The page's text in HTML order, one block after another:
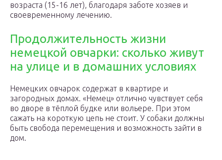
возраста (15-16 лет), благодаря заботе хозяев и
своевременному лечению.
Продолжительность жизни
немецкой овчарки: сколько живут
на улице и в домашних условиях
Немецких овчарок содержат в квартире и
загородных домах. «Немец» отлично чувствует себя
во дворе в тёплой будке или вольере. При этом
сажать на короткую цепь не стоит. У собаки должны
быть свобода перемещения и возможность зайти в
дом.